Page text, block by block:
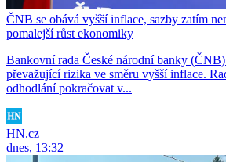
ČNB se obává vyšší inflace, sazby zatím
pomalejší růst ekonomiky
Bankovní rada České národní banky
převažující rizika ve směru vyšší inflace.
odhodlání pokračovat v...
HN.cz
dnes, 13:32